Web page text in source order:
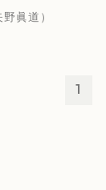
眞道）
1